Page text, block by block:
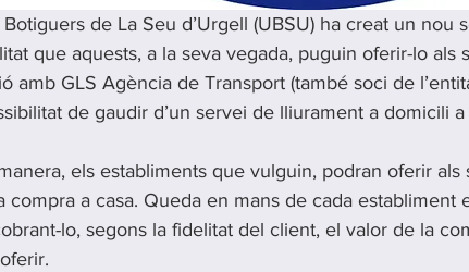
de La Seu d’Urgell (UBSU) ha creat un nou
que aquests, a la seva vegada, puguin oferir-lo als
amb GLS Agència de Transport (també soci de
de gaudir d’un servei de lliurament a domicili
els establiments que vulguin, podran oferir
compra a casa. Queda en mans de cada establiment
lo, segons la fidelitat del client, el valor de la